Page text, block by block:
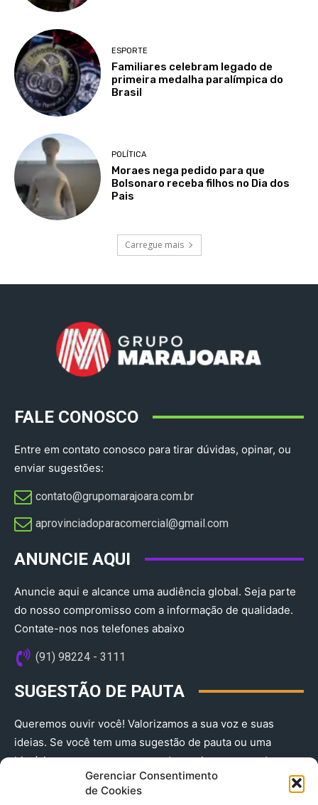
Gerenciar Consentimento
de Cookies
ESPORTE
Familiares celebram legado de
primeira medalha paralímpica do
Brasil
POLÍTICA
Moraes nega pedido para que
Bolsonaro receba filhos no Dia dos
Pais
Carregue mais
FALE CONOSCO
Entre em contato conosco para tirar dúvidas, opinar, ou
enviar sugestões:
contato@grupomarajoara.com.br
aprovinciadoparacomercial@gmail.com​
ANUNCIE AQUI
Anuncie aqui e alcance uma audiência global. Seja parte
do nosso compromisso com a informação de qualidade.
Contate-nos nos telefones abaixo
(91) 98224 - 3111
SUGESTÃO DE PAUTA
Queremos ouvir você! Valorizamos a sua voz e suas
ideias. Se você tem uma sugestão de pauta ou uma
história que merece ser contada, envie-nos agora!
(91) 98224 - 3111